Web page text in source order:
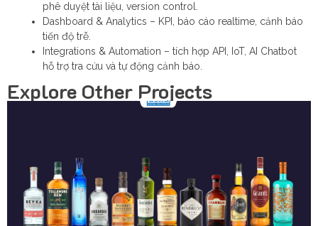
phê duyệt tài liệu, version control.
Dashboard & Analytics – KPI, báo cáo realtime, cảnh báo
tiến độ trễ.
Integrations & Automation – tích hợp API, IoT, AI Chatbot
hỗ trợ tra cứu và tự động cảnh báo.
Explore Other Projects